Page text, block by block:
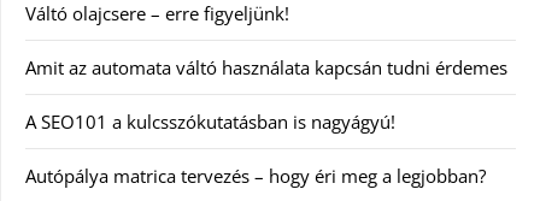
Váltó olajcsere – erre figyeljünk!
Amit az automata váltó használata kapcsán tudni érdemes
A SEO101 a kulcsszókutatásban is nagyágyú!
Autópálya matrica tervezés – hogy éri meg a legjobban?